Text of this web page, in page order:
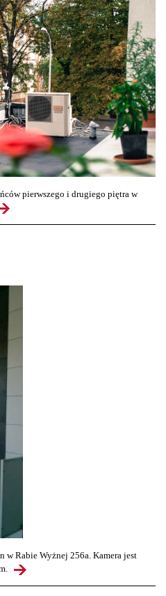
pierwszego i drugiego piętra w
w Rabie Wyżnej 256a. Kamera jest